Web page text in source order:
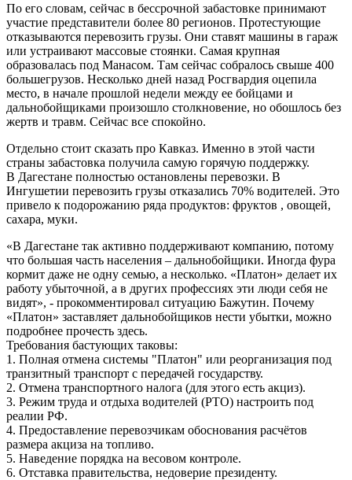
По его словам, сейчас в бессрочной забастовке принимают
участие представители более 80 регионов. Протестующие
отказываются перевозить грузы. Они ставят машины в гараж
или устраивают массовые стоянки. Самая крупная
образовалась под Манасом. Там сейчас собралось свыше 400
большегрузов. Несколько дней назад Росгвардия оцепила
место, в начале прошлой недели между ее бойцами и
дальнобойщиками произошло столкновение, но обошлось без
жертв и травм. Сейчас все спокойно.
Отдельно стоит сказать про Кавказ. Именно в этой части
страны забастовка получила самую горячую поддержку.
В Дагестане полностью остановлены перевозки. В
Ингушетии перевозить грузы отказались 70% водителей. Это
привело к подорожанию ряда продуктов: фруктов , овощей,
сахара, муки.
«В Дагестане так активно поддерживают компанию, потому
что большая часть населения – дальнобойщики. Иногда фура
кормит даже не одну семью, а несколько. «Платон» делает их
работу убыточной, а в других профессиях эти люди себя не
видят», - прокомментировал ситуацию Бажутин. Почему
«Платон» заставляет дальнобойщиков нести убытки, можно
подробнее прочесть здесь.
Требования бастующих таковы:
1. Полная отмена системы "Платон" или реорганизация под
транзитный транспорт с передачей государству.
2. Отмена транспортного налога (для этого есть акциз).
3. Режим труда и отдыха водителей (РТО) настроить под
реалии РФ.
4. Предоставление перевозчикам обоснования расчётов
размера акциза на топливо.
5. Наведение порядка на весовом контроле.
6. Отставка правительства, недоверие президенту.